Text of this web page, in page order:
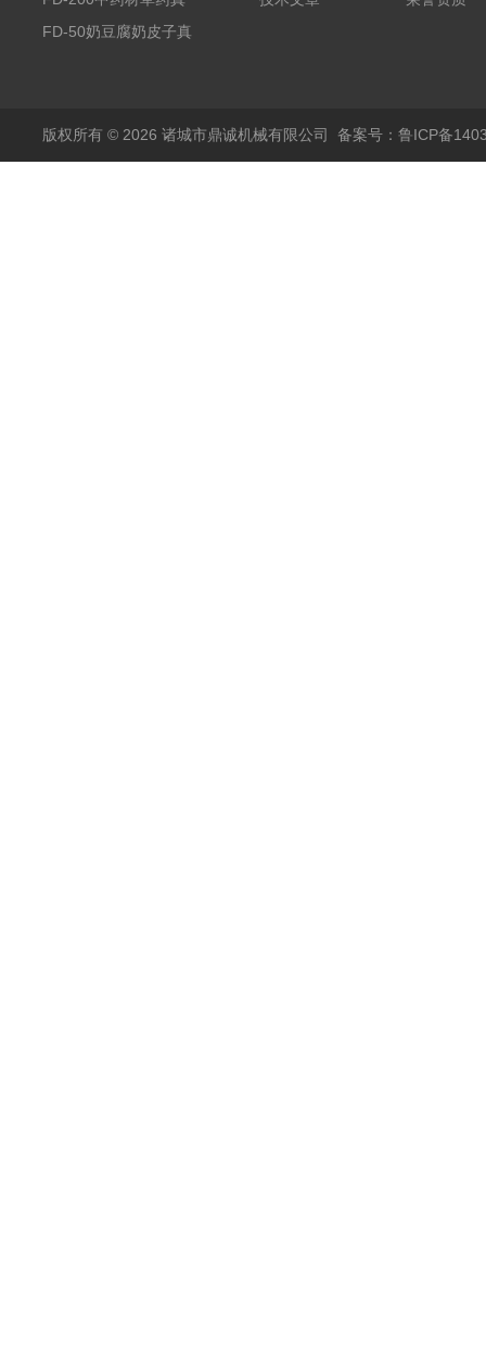
空冻干机
FD-50奶豆腐奶皮子真
版权所有 © 2026 诸城市鼎诚机械有限公司 备案号：鲁ICP备